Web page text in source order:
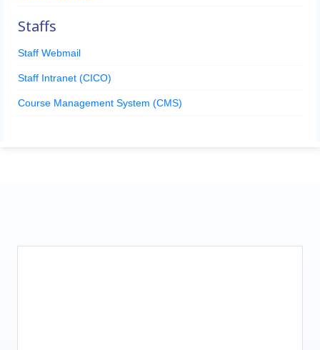
Staffs
Staff Webmail
Staff Intranet (CICO)
Course Management System (CMS)